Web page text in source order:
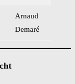
Arnaud
Demaré